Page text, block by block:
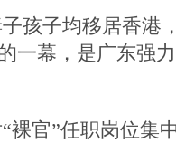
孩子均移居香港
一幕，是广东强
裸官”任职岗位集